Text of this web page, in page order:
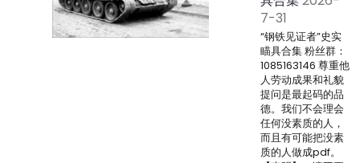
7-31
“钢铁见证者”史实
瞄具合集 粉丝群：
1085163146 尊重他
人劳动成果和礼貌
提问是最起码的品
德。我们不会理会
任何没素质的人，
而且有可能把没素
质的人做成pdf。